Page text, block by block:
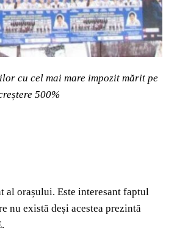
cu cel mai mare impozit mărit pe
500%
al orașului. Este interesant faptul
nu există deși acestea prezintă